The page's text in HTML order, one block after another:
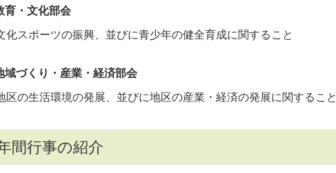
育・文化部会
化スポーツの振興、並びに青少年の健全育成に関すること
域づくり・産業・経済部会
区の生活環境の発展、並びに地区の産業・経済の発展に関すること
間行事の紹介